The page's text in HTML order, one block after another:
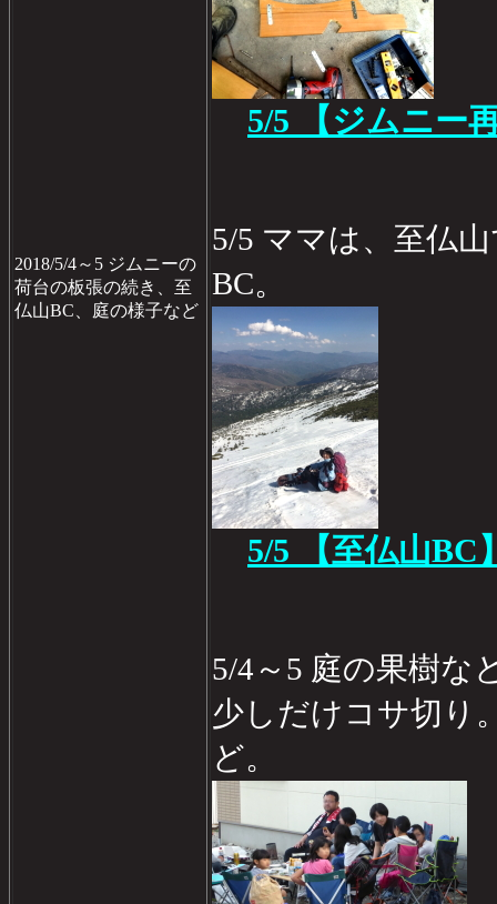
2018/5/4～5 ジムニーの
荷台の板張の続き、至
仏山BC、庭の様子など
5/5 【ジムニー
5/5 ママは、至仏
BC。
5/5 【至仏山BC
5/4～5 庭の果樹な
少しだけコサ切り
ど。